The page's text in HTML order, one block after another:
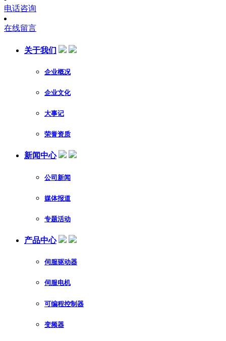
电话咨询
在线留言
关于我们
企业概况
企业文化
大事记
荣誉资质
新闻中心
公司新闻
媒体报道
专题活动
产品中心
伺服驱动器
伺服电机
可编程控制器
变频器